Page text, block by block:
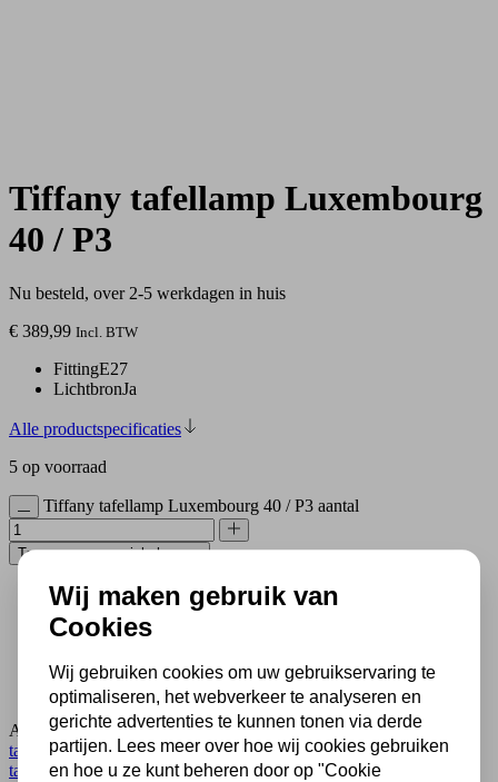
Tiffany tafellamp Luxembourg
40 / P3
Nu besteld, over 2-5 werkdagen in huis
€ 389,99 Incl. BTW
FittingE27
LichtbronJa
Alle productspecificaties
5 op voorraad
Tiffany tafellamp Luxembourg 40 / P3 aantal
Toevoegen aan winkelwagen
500 m2 lampenwinkel in Rijssen
Al 70 jaar expert in lampen
Gratis lichtbronnen inbegrepen
Veilig achteraf betalen met Klarna
Artikelnummer:yt29-p3 Categorie:Glas in lood lamp,Glas in lood
tafellamp,Lampen,Tafellampen Medium Ø36 - Ø49cm,Tiffany
tafellamp
Wij maken gebruik van
Cookies
Wij gebruiken cookies om uw gebruikservaring te
optimaliseren, het webverkeer te analyseren en
gerichte advertenties te kunnen tonen via derde
partijen. Lees meer over hoe wij cookies gebruiken
en hoe u ze kunt beheren door op "Cookie